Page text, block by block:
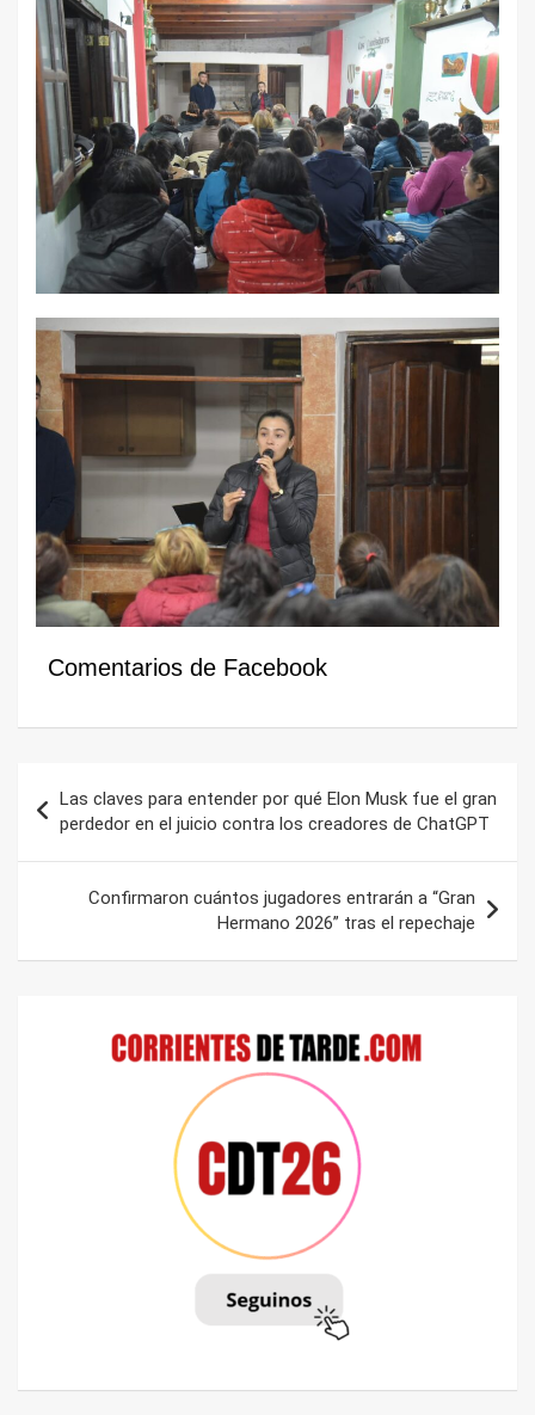
Comentarios de Facebook
de
entradas
Las claves para entender por qué Elon Musk fue el gran
perdedor en el juicio contra los creadores de ChatGPT
Confirmaron cuántos jugadores entrarán a “Gran
Hermano 2026” tras el repechaje